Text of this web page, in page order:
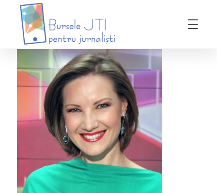
Bursele JTI pentru Jurnalisti
ediția 2018-2019